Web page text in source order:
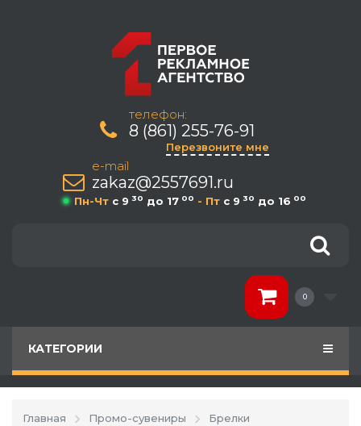
телефон:
8 (861) 255-76-91
Перезвоните мне
e-mail
zakaz@2557691.ru
Пн-Чт c 9 30 до 17 00 - Пт c 9 30 до 16 00
0
КАТЕГОРИИ
Главная Промо-сувениры
Брелки